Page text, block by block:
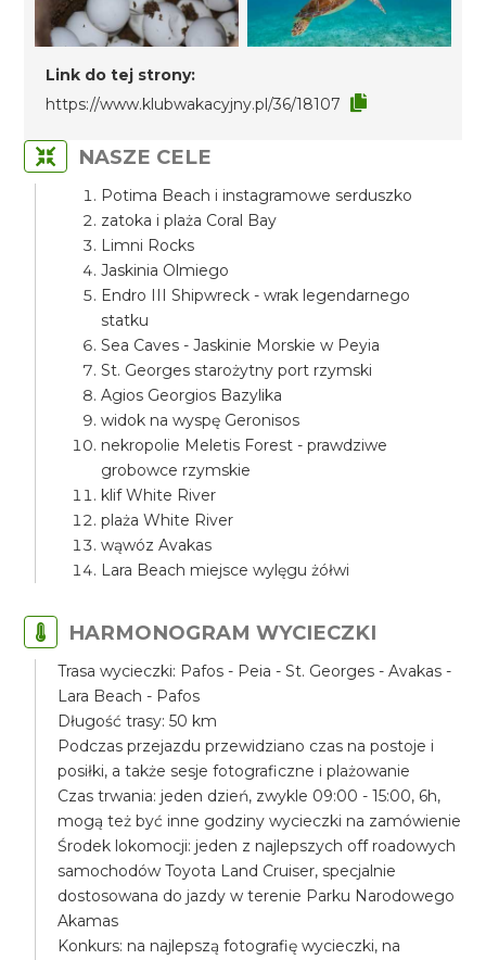
Link do tej strony:
https://www.klubwakacyjny.pl/36/18107
NASZE CELE
Potima Beach i instagramowe serduszko
zatoka i plaża Coral Bay
Limni Rocks
Jaskinia Olmiego
Endro III Shipwreck - wrak legendarnego
statku
Sea Caves - Jaskinie Morskie w Peyia
St. Georges starożytny port rzymski
Agios Georgios Bazylika
widok na wyspę Geronisos
nekropolie Meletis Forest - prawdziwe
grobowce rzymskie
klif White River
plaża White River
wąwóz Avakas
Lara Beach miejsce wylęgu żółwi
HARMONOGRAM WYCIECZKI
Trasa wycieczki: Pafos - Peia - St. Georges - Avakas -
Lara Beach - Pafos
Długość trasy: 50 km
Podczas przejazdu przewidziano czas na postoje i
posiłki, a także sesje fotograficzne i plażowanie
Czas trwania: jeden dzień, zwykle 09:00 - 15:00, 6h,
mogą też być inne godziny wycieczki na zamówienie
Środek lokomocji: jeden z najlepszych off roadowych
samochodów Toyota Land Cruiser, specjalnie
dostosowana do jazdy w terenie Parku Narodowego
Akamas
Konkurs: na najlepszą fotografię wycieczki, na